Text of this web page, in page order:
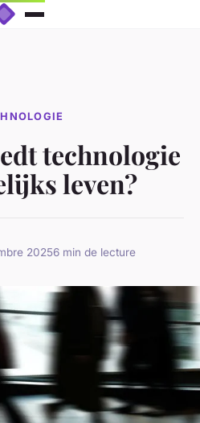
technologie
leven?
20256 min de lecture